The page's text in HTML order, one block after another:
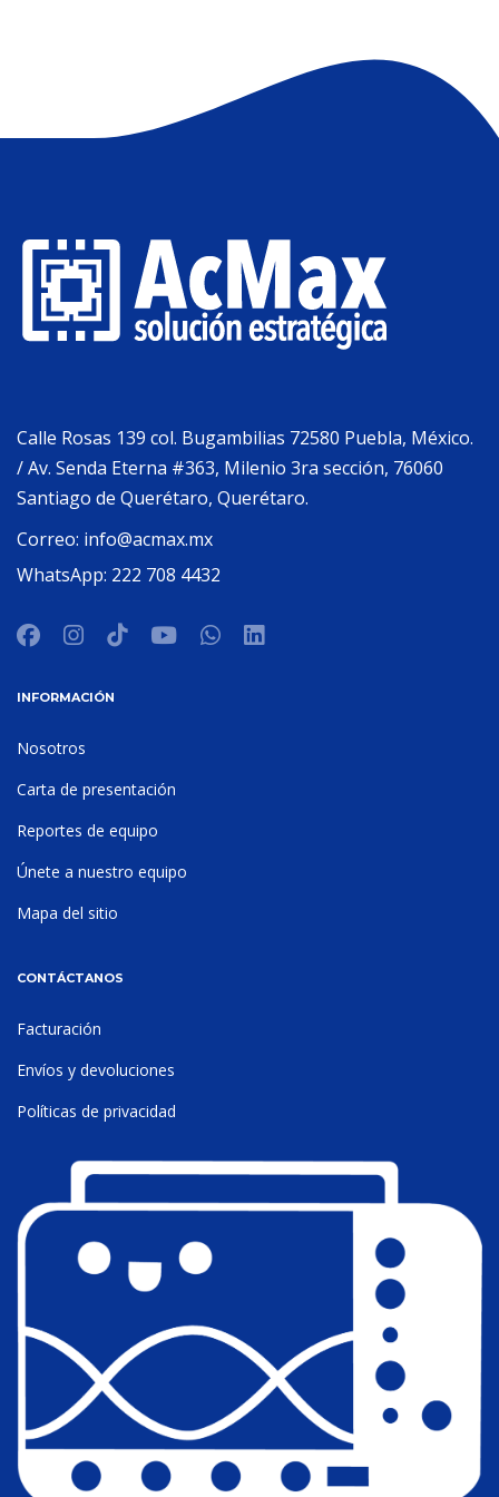
Calle Rosas 139 col. Bugambilias 72580 Puebla, México.
/ Av. Senda Eterna #363, Milenio 3ra sección, 76060
Santiago de Querétaro, Querétaro.
Correo: info@acmax.mx
WhatsApp: 222 708 4432
INFORMACIÓN
Nosotros
Carta de presentación
Reportes de equipo
Únete a nuestro equipo
Mapa del sitio
CONTÁCTANOS
Facturación
Envíos y devoluciones
Políticas de privacidad